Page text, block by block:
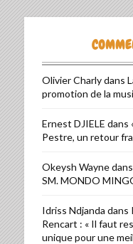
Olivier Charlydans
promotion de la
Ernest DJIELE dans
Pestre, un retour
Okeysh Waynedans
SM. MONDO
Idriss Ndjanda dans
Rencart : « Il faut
unique pour une